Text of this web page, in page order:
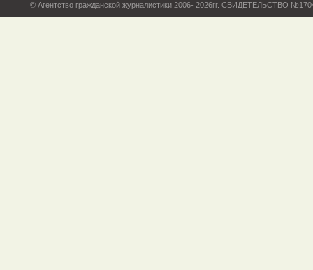
© Агентство гражданской журналистики 2006- 2026гг. СВИДЕТЕЛЬСТВО